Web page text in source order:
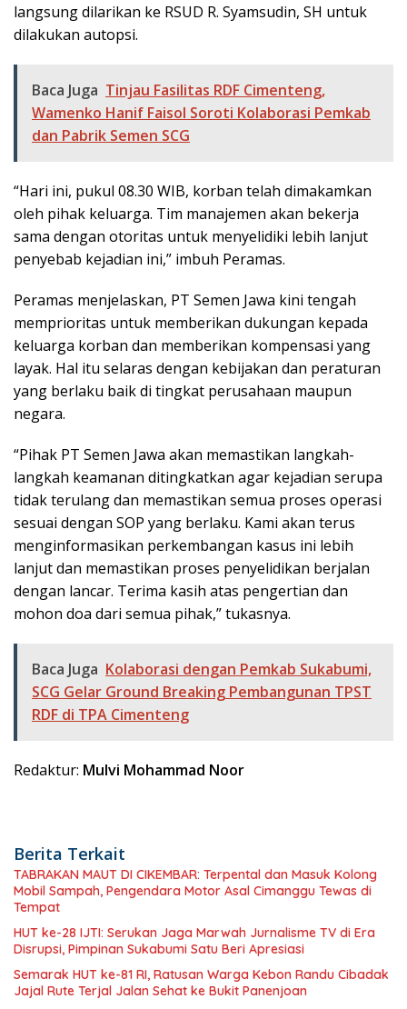
langsung dilarikan ke RSUD R. Syamsudin, SH untuk
dilakukan autopsi.
Baca Juga Tinjau Fasilitas RDF Cimenteng,
Wamenko Hanif Faisol Soroti Kolaborasi Pemkab
dan Pabrik Semen SCG
“Hari ini, pukul 08.30 WIB, korban telah dimakamkan
oleh pihak keluarga. Tim manajemen akan bekerja
sama dengan otoritas untuk menyelidiki lebih lanjut
penyebab kejadian ini,” imbuh Peramas.
Peramas menjelaskan, PT Semen Jawa kini tengah
memprioritas untuk memberikan dukungan kepada
keluarga korban dan memberikan kompensasi yang
layak. Hal itu selaras dengan kebijakan dan peraturan
yang berlaku baik di tingkat perusahaan maupun
negara.
“Pihak PT Semen Jawa akan memastikan langkah-
langkah keamanan ditingkatkan agar kejadian serupa
tidak terulang dan memastikan semua proses operasi
sesuai dengan SOP yang berlaku. Kami akan terus
menginformasikan perkembangan kasus ini lebih
lanjut dan memastikan proses penyelidikan berjalan
dengan lancar. Terima kasih atas pengertian dan
mohon doa dari semua pihak,” tukasnya.
Baca Juga Kolaborasi dengan Pemkab Sukabumi,
SCG Gelar Ground Breaking Pembangunan TPST
RDF di TPA Cimenteng
Redaktur: Mulvi Mohammad Noor
Berita Terkait
TABRAKAN MAUT DI CIKEMBAR: Terpental dan Masuk Kolong
Mobil Sampah, Pengendara Motor Asal Cimanggu Tewas di
Tempat
HUT ke-28 IJTI: Serukan Jaga Marwah Jurnalisme TV di Era
Disrupsi, Pimpinan Sukabumi Satu Beri Apresiasi
Semarak HUT ke-81 RI, Ratusan Warga Kebon Randu Cibadak
Jajal Rute Terjal Jalan Sehat ke Bukit Panenjoan